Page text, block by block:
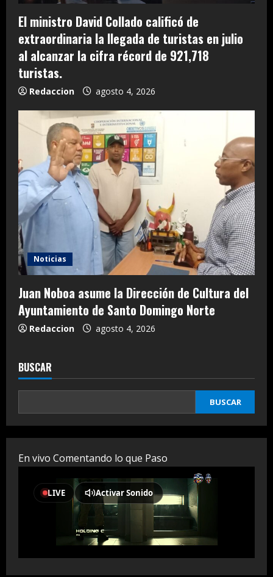
El ministro David Collado calificó de
extraordinaria la llegada de turistas en julio
al alcanzar la cifra récord de 921,718
turistas.
Redaccion agosto 4, 2026
Noticias
Juan Noboa asume la Dirección de Cultura del
Ayuntamiento de Santo Domingo Norte
Redaccion agosto 4, 2026
BUSCAR
BUSCAR
En vivo Comentando lo que Paso